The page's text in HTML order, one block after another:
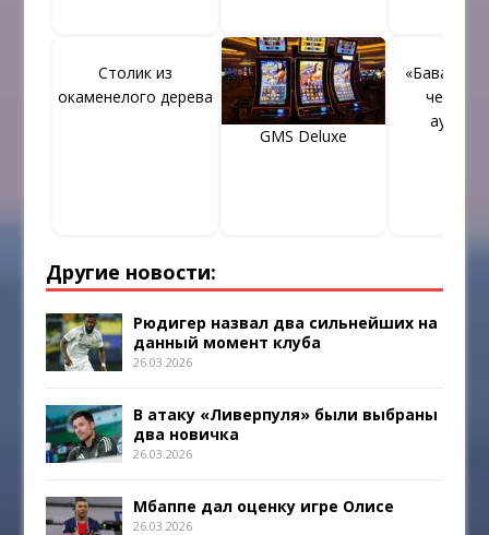
Столик из
окаменелого дерева
GMS Deluxe
«Бавария»
четыре
Другие новости:
Рюдигер назвал два сильнейших на
данный момент клуба
26.03.2026
В атаку «Ливерпуля» были выбраны
два новичка
26.03.2026
Мбаппе дал оценку игре Олисе
26.03.2026